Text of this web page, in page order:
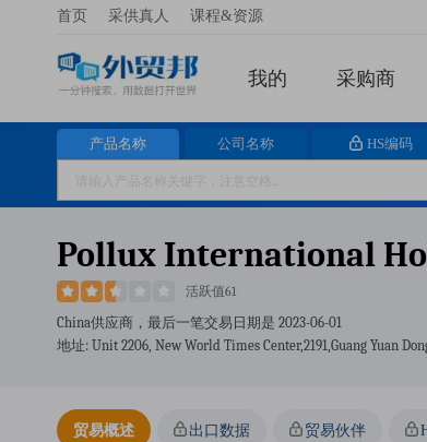
首页 采供真人 课程&资源
我的 采购商
产品名称 公司名称 HS编码
Pollux International
活跃值61
China供应商，最后一笔交易日期是 2023-06-01
地址: Unit 2206, New World Times Center,2191,guang Yuan
贸易概述 出口数据 贸易伙伴